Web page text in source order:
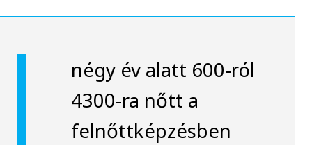
négy év alatt 600-ról
4300-ra nőtt a
felnőttképzésben